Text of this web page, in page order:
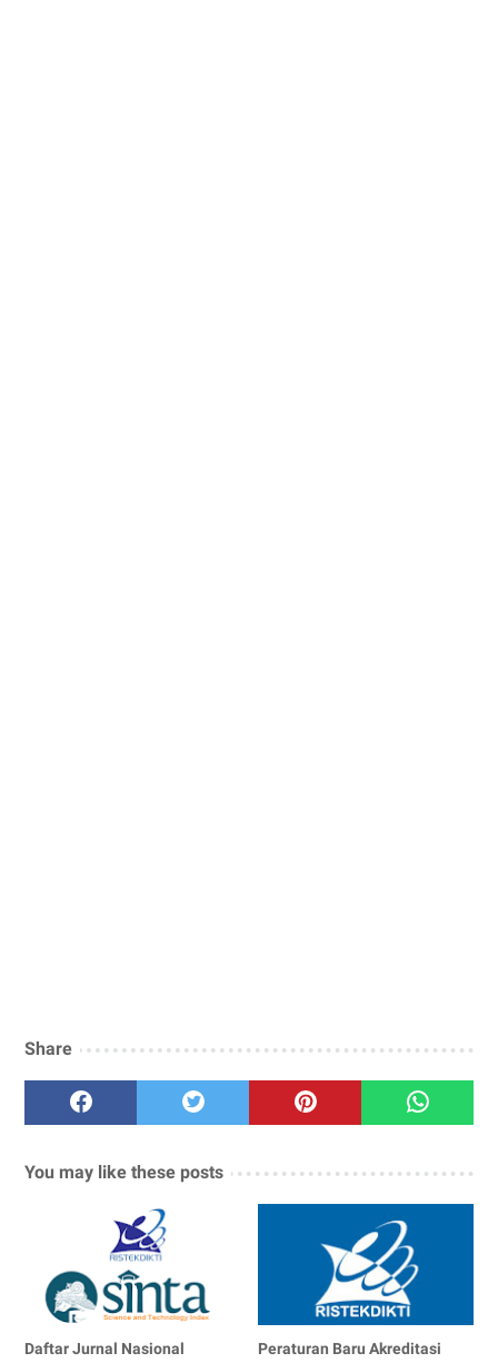
Share
You may like these posts
Daftar Jurnal Nasional Peraturan Baru Akreditasi